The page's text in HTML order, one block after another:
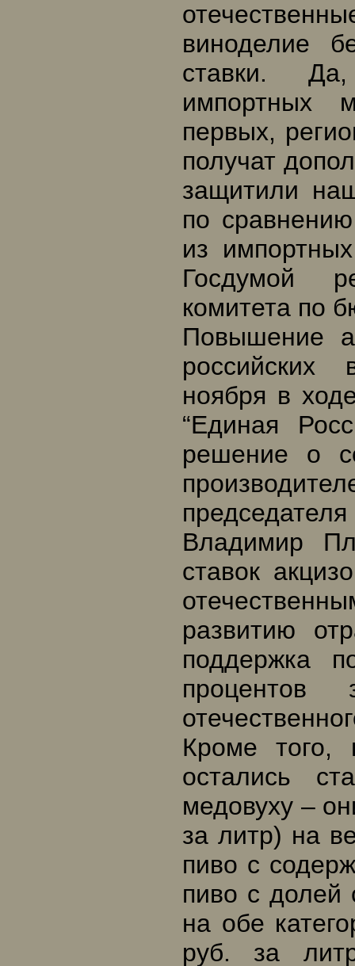
виноделие
ставки.
импортных
первых,
получат
защитили
по
из
Госдумой
комитета по
Повышение
российских
ноября в
“Единая
решение о
Владимир
ставок
развитию
поддержка
процентов
Кроме того,
остались
медовуху –
за литр) на
пиво с
пиво с долей
на обе
руб. за